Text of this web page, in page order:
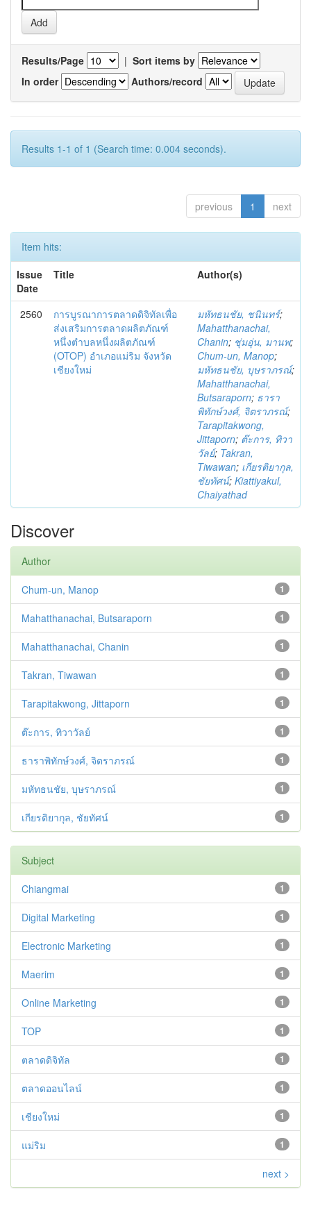
Results/Page | Sort items by
In order
Authors/record
Results 1-1 of 1 (Search time: 0.004 seconds).
previous 1 next
Item hits:
Issue
Date
Title Author(s)
2560
การบูรณาการตลาดดิจิทัลเพื่อ
ส่งเสริมการตลาดผลิตภัณฑ์
หนึ่งตำบลหนึ่งผลิตภัณฑ์
(OTOP) อำเภอแม่ริม จังหวัด
เชียงใหม่
มหัทธนชัย, ชนินทร์;
Mahatthanachai,
Chanin; ชุ่มอุ่น, มานพ;
Chum-un, Manop;
มหัทธนชัย, บุษราภรณ์;
Mahatthanachai,
Butsaraporn; ธารา
พิทักษ์วงศ์, จิตราภรณ์;
Tarapitakwong,
Jittaporn; ต๊ะการ, ทิวา
วัลย์; Takran,
Tiwawan; เกียรติยากุล,
ชัยทัศน์; Kiattiyakul,
Chaiyathad
Discover
Author
1
Chum-un, Manop
1
Mahatthanachai, Butsaraporn
1
Mahatthanachai, Chanin
1
Takran, Tiwawan
1
Tarapitakwong, Jittaporn
1
ต๊ะการ, ทิวาวัลย์
1
ธาราพิทักษ์วงศ์, จิตราภรณ์
1
มหัทธนชัย, บุษราภรณ์
1
เกียรติยากุล, ชัยทัศน์
Subject
1
Chiangmai
1
Digital Marketing
1
Electronic Marketing
1
Maerim
1
Online Marketing
1
TOP
1
ตลาดดิจิทัล
1
ตลาดออนไลน์
1
เชียงใหม่
1
แม่ริม
next >